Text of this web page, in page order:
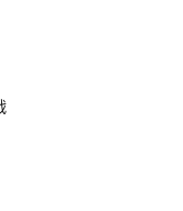
现乱码
反编译工具 |